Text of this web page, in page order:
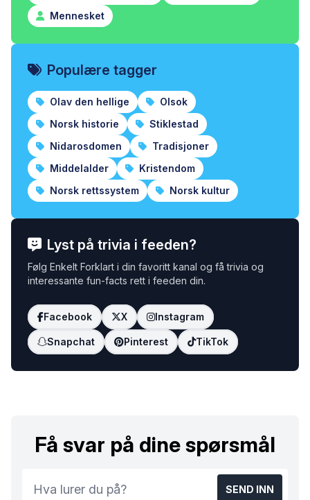
Mennesket
Populære tagger
Olav den hellige
Olsok
Norsk historie
Stiklestad
Nidarosdomen
Tradisjoner
Middelalder
Kristendom
Norsk rettssystem
Norsk kultur
Lyst på trivia i feeden?
Følg Enkelt Forklart i din favoritt kanal og få trivia og
interessante fun-facts rett i feeden din.
Facebook X Instagram
Snapchat Pinterest TikTok
Få svar på dine spørsmål
SEND INN